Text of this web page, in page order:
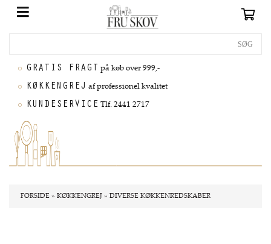
GRATIS FRAGT på køb over 999,-
KØKKENGREJ af professionel kvalitet
KUNDESERVICE Tlf. 2441 2717
FORSIDE » KØKKENGREJ » DIVERSE KØKKENREDSKABER